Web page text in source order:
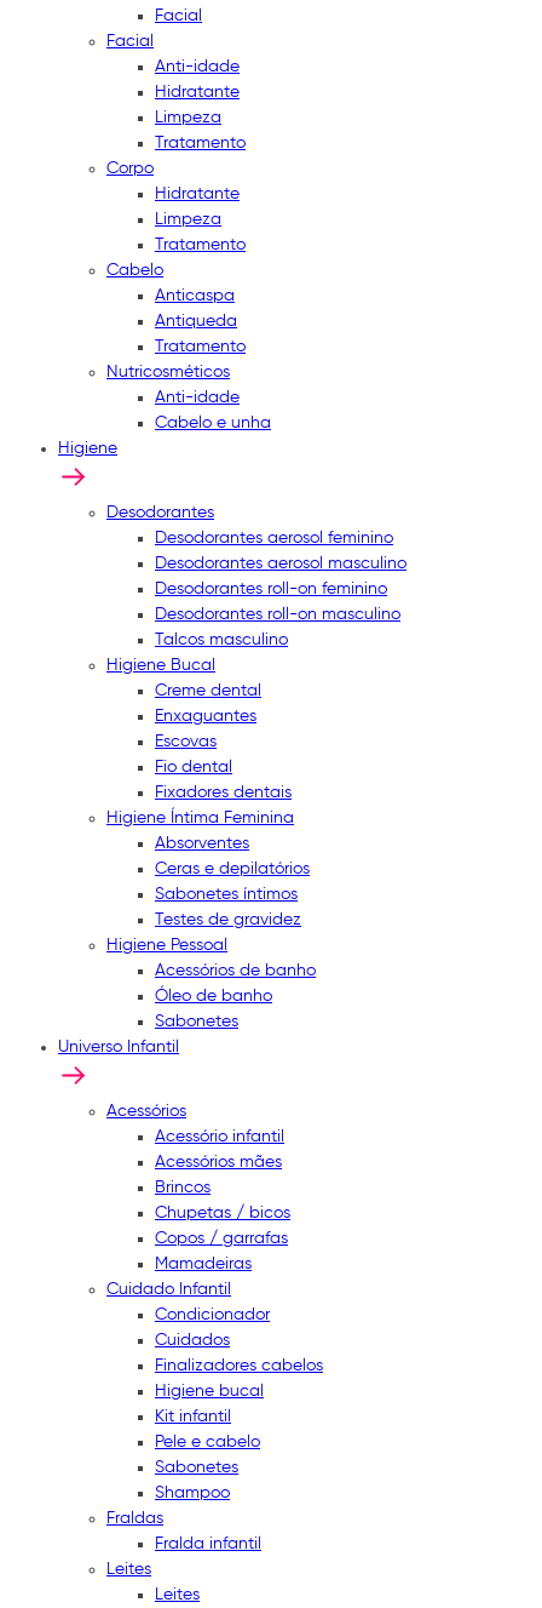
Facial
Facial
Anti-idade
Hidratante
Limpeza
Tratamento
Corpo
Hidratante
Limpeza
Tratamento
Cabelo
Anticaspa
Antiqueda
Tratamento
Nutricosméticos
Anti-idade
Cabelo e unha
Higiene
Desodorantes
Desodorantes aerosol feminino
Desodorantes aerosol masculino
Desodorantes roll-on feminino
Desodorantes roll-on masculino
Talcos masculino
Higiene Bucal
Creme dental
Enxaguantes
Escovas
Fio dental
Fixadores dentais
Higiene Íntima Feminina
Absorventes
Ceras e depilatórios
Sabonetes íntimos
Testes de gravidez
Higiene Pessoal
Acessórios de banho
Óleo de banho
Sabonetes
Universo Infantil
Acessórios
Acessório infantil
Acessórios mães
Brincos
Chupetas / bicos
Copos / garrafas
Mamadeiras
Cuidado Infantil
Condicionador
Cuidados
Finalizadores cabelos
Higiene bucal
Kit infantil
Pele e cabelo
Sabonetes
Shampoo
Fraldas
Fralda infantil
Leites
Leites